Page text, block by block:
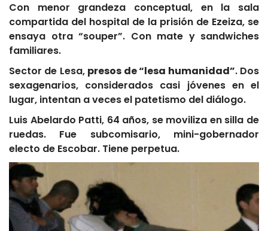
Con menor grandeza conceptual, en la sala
compartida del hospital de la prisión de Ezeiza, se
ensaya otra “souper”. Con mate y sandwiches
familiares.
Sector de Lesa, presos de “lesa humanidad”. Dos
sexagenarios, considerados casi jóvenes en el
lugar, intentan a veces el patetismo del diálogo.
Luis Abelardo Patti, 64 años, se moviliza en silla de
ruedas. Fue subcomisario, mini-gobernador
electo de Escobar. Tiene perpetua.